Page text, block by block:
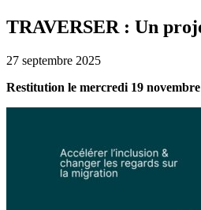
TRAVERSER : Un
27 septembre 2025
Restitution le mercredi 19